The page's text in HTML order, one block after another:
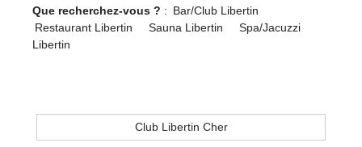
Que recherchez-vous ? : Bar/Club Libertin
Restaurant Libertin
Sauna Libertin
Spa/Jacuzzi
Libertin
Club Libertin Cher